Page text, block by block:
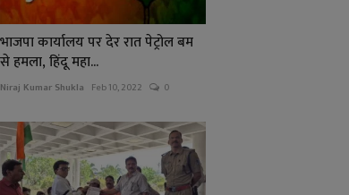
भाजपा कार्यालय पर देर रात पेट्रोल बम
से हमला, हिंदू महा...
Niraj Kumar Shukla Feb 10, 2022 0